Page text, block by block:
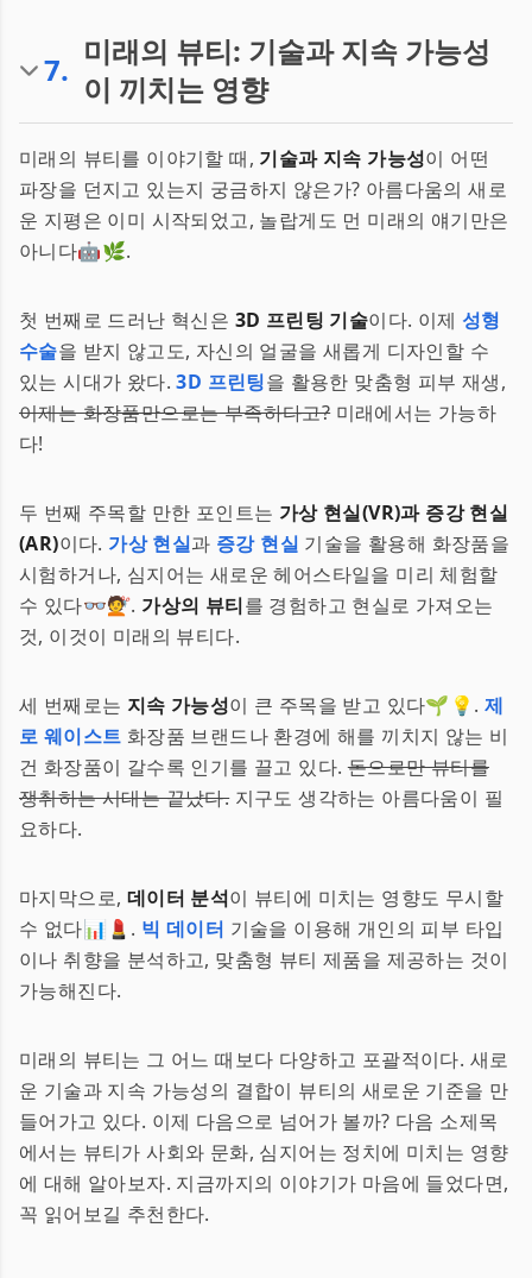
7. 미래의 뷰티: 기술과 지속 가능성
이 끼치는 영향
미래의 뷰티를 이야기할 때, 기술과 지속 가능성이 어떤
파장을 던지고 있는지 궁금하지 않은가? 아름다움의 새로
운 지평은 이미 시작되었고, 놀랍게도 먼 미래의 얘기만은
아니다🤖🌿.
첫 번째로 드러난 혁신은 3D 프린팅 기술이다. 이제 성형
수술을 받지 않고도, 자신의 얼굴을 새롭게 디자인할 수
있는 시대가 왔다.3D 프린팅을 활용한 맞춤형 피부 재생,
이제는 화장품만으로는 부족하다고?미래에서는 가능하
다!
두 번째 주목할 만한 포인트는 가상 현실(VR)과 증강 현실
(AR)이다. 가상 현실과 증강 현실 기술을 활용해 화장품을
시험하거나, 심지어는 새로운 헤어스타일을 미리 체험할
수 있다👓💇. 가상의 뷰티를 경험하고 현실로 가져오는
것, 이것이 미래의 뷰티다.
세 번째로는 지속 가능성이 큰 주목을 받고 있다🌱💡.제
로 웨이스트 화장품 브랜드나 환경에 해를 끼치지 않는 비
건 화장품이 갈수록 인기를 끌고 있다.돈으로만 뷰티를
쟁취하는 시대는 끝났다.지구도 생각하는 아름다움이 필
요하다.
마지막으로, 데이터 분석이 뷰티에 미치는 영향도 무시할
수 없다📊💄. 빅 데이터 기술을 이용해 개인의 피부 타입
이나 취향을 분석하고, 맞춤형 뷰티 제품을 제공하는 것이
가능해진다.
미래의 뷰티는 그 어느 때보다 다양하고 포괄적이다. 새로
운 기술과 지속 가능성의 결합이 뷰티의 새로운 기준을 만
들어가고 있다. 이제 다음으로 넘어가 볼까? 다음 소제목
에서는 뷰티가 사회와 문화, 심지어는 정치에 미치는 영향
에 대해 알아보자. 지금까지의 이야기가 마음에 들었다면,
꼭 읽어보길 추천한다.